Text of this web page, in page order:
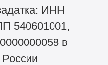
ИНН
540601001,
в